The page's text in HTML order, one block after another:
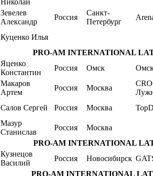
Николай
Зевелев
Александр
Россия
Санкт-
Петербург
Куценко Илья
PRO-AM INTERNATIONAL
Яценко
Константин
Россия Омск
Макаров
Артем
Россия Москва
Салов Сергей Россия Москва
Мазур
Станислав
Россия
Москва
PRO-AM INTERNATIONAL
Кузнецов
Василий
Россия Новосибирск
PRO-AM INTERNATIONAL